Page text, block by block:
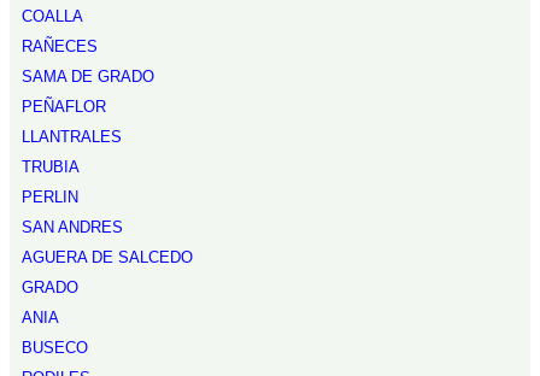
COALLA
RAÑECES
SAMA DE GRADO
PEÑAFLOR
LLANTRALES
TRUBIA
PERLIN
SAN ANDRES
AGUERA DE SALCEDO
GRADO
ANIA
BUSECO